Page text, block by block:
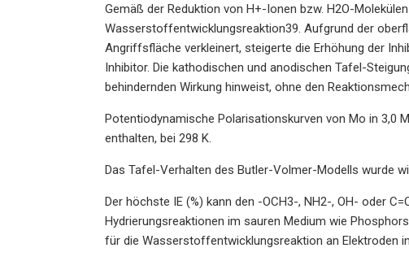
Gemäß der Reduktion von H+-Ionen bzw. H2O-
Wasserstoffentwicklungsreaktion39. Aufgrund der
Angriffsfläche verkleinert, steigerte die Erhöhung der
Inhibitor. Die kathodischen und anodischen Tafel-
behindernden Wirkung hinweist, ohne den
Potentiodynamische Polarisationskurven von Mo in 3,0
enthalten, bei 298 K.
Das Tafel-Verhalten des Butler-Volmer-Modells wurde
Der höchste IE (%) kann den -OCH3-, NH2-, OH- oder
Hydrierungsreaktionen im sauren Medium wie
für die Wasserstoffentwicklungsreaktion an Elektroden